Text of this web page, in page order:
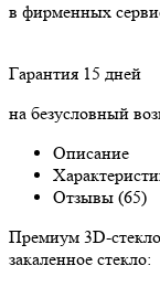
в фирменных
Гарантия 15 дней
на безусловный
Описание
Отзывы (65)
Премиум 3D-
закаленное стекло: